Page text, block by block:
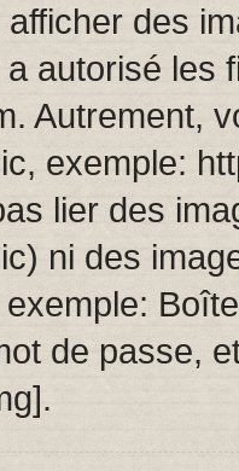
des
a autorisé
Autrement,
exemple:
lier des
ni des
exemple:
de passe,